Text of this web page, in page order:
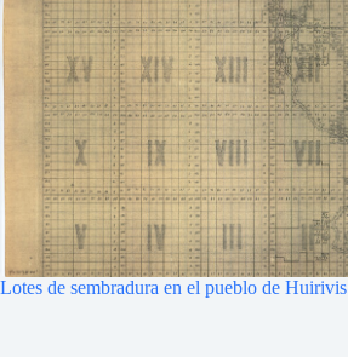
Lotes de sembradura en el pueblo de Huirivis